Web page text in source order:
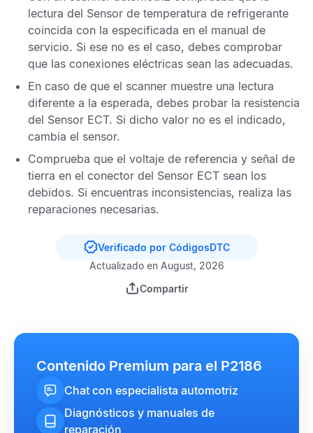
lectura del Sensor de temperatura de refrigerante
coincida con la especificada en el manual de
servicio. Si ese no es el caso, debes comprobar
que las conexiones eléctricas sean las adecuadas.
En caso de que el scanner muestre una lectura
diferente a la esperada, debes probar la resistencia
del Sensor ECT. Si dicho valor no es el indicado,
cambia el sensor.
Comprueba que el voltaje de referencia y señal de
tierra en el conector del Sensor ECT sean los
debidos. Si encuentras inconsistencias, realiza las
reparaciones necesarias.
Verificado por CódigosDTC
Actualizado en August, 2026
Compartir
Contenido Premium para el P2186
Chat con especialista automotriz
Diagnósticos y manuales de
reparación